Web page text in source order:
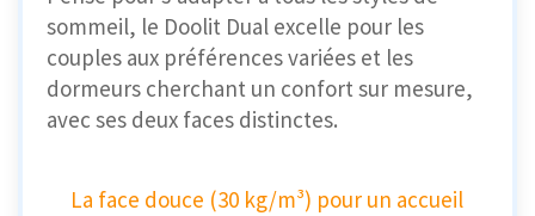
sommeil, le Doolit Dual excelle pour les
couples aux préférences variées et les
dormeurs cherchant un confort sur mesure,
avec ses deux faces distinctes.
La face douce (30 kg/m³) pour un accueil